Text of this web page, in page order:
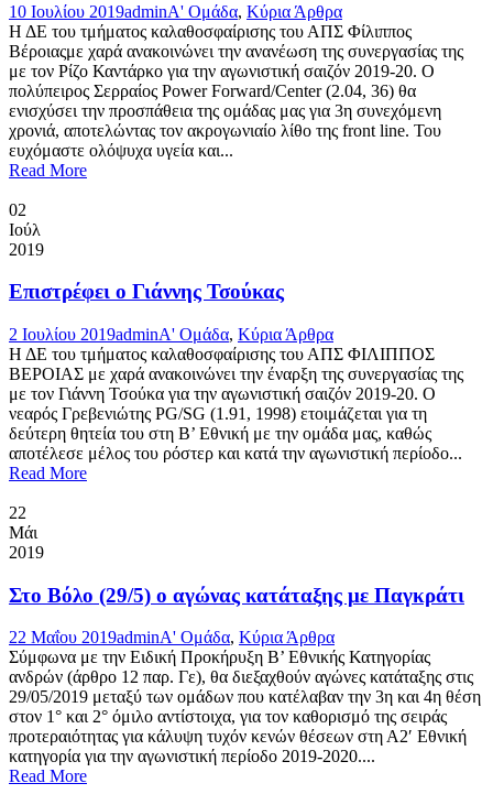
10 Ιουλίου 2019adminΑ' Ομάδα, Κύρια Άρθρα
Η ΔΕ του τμήματος καλαθοσφαίρισης του ΑΠΣ Φίλιππος
Βέροιαςμε χαρά ανακοινώνει την ανανέωση της συνεργασίας της
με τον Ρίζο Καντάρκο για την αγωνιστική σαιζόν 2019-20. Ο
πολύπειρος Σερραίος Power Forward/Center (2.04, 36) θα
ενισχύσει την προσπάθεια της ομάδας μας για 3η συνεχόμενη
χρονιά, αποτελώντας τον ακρογωνιαίο λίθο της front line. Του
ευχόμαστε ολόψυχα υγεία και...
Read More
02
Ιούλ
2019
Επιστρέφει ο Γιάννης Τσούκας
2 Ιουλίου 2019adminΑ' Ομάδα, Κύρια Άρθρα
Η ΔΕ του τμήματος καλαθοσφαίρισης του ΑΠΣ ΦΙΛΙΠΠΟΣ
ΒΕΡΟΙΑΣ με χαρά ανακοινώνει την έναρξη της συνεργασίας της
με τον Γιάννη Τσούκα για την αγωνιστική σαιζόν 2019-20. Ο
νεαρός Γρεβενιώτης PG/SG (1.91, 1998) ετοιμάζεται για τη
δεύτερη θητεία του στη Β’ Εθνική με την ομάδα μας, καθώς
αποτέλεσε μέλος του ρόστερ και κατά την αγωνιστική περίοδο...
Read More
22
Μάι
2019
Στο Βόλο (29/5) ο αγώνας κατάταξης με Παγκράτι
22 Μαΐου 2019adminΑ' Ομάδα, Κύρια Άρθρα
Σύμφωνα με την Ειδική Προκήρυξη Β’ Εθνικής Κατηγορίας
ανδρών (άρθρο 12 παρ. Γε), θα διεξαχθούν αγώνες κατάταξης στις
29/05/2019 μεταξύ των ομάδων που κατέλαβαν την 3η και 4η θέση
στον 1° και 2° όμιλο αντίστοιχα, για τον καθορισμό της σειράς
προτεραιότητας για κάλυψη τυχόν κενών θέσεων στη Α2′ Εθνική
κατηγορία για την αγωνιστική περίοδο 2019-2020....
Read More